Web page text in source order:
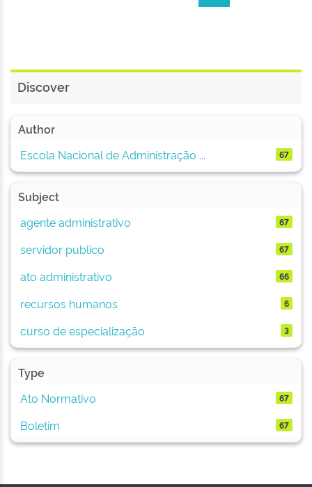
Discover
Author
Escola Nacional de Administração ...
67
Subject
agente administrativo
67
servidor publico 67
ato administrativo 66
recursos humanos 6
curso de especialização 3
Type
Ato Normativo
67
Boletim 67